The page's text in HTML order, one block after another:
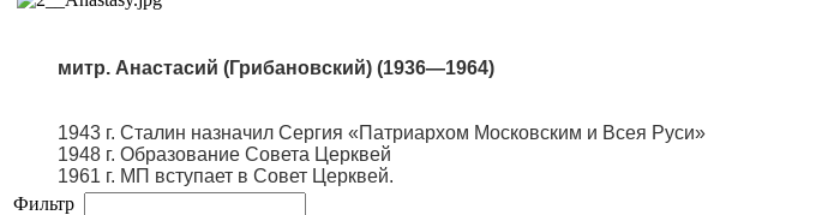
митр. Анастасий (Грибановский) (1936—1964)
1943 г. Сталин назначил Сергия «Патриархом Московским и Всея Руси»
1948 г. Образование Совета Церквей
1961 г. МП вступает в Совет Церквей.
Фильтр